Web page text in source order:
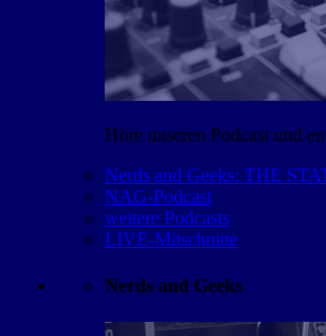
Höre unseren Podcast und
Nerds and Geeks: THE
NAG-Podcast
weitere Podcasts
LIVE-Mitschnitte
Nerds and Geeks